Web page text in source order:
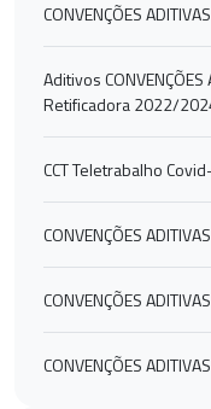
CONVENÇÕES
Aditivos
Retificadora 2022/
CCT Teletrabalho
CONVENÇÕES
CONVENÇÕES
CONVENÇÕES